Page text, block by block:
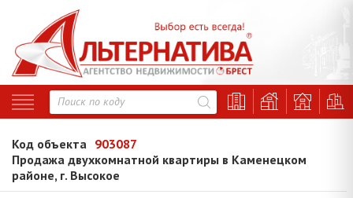
Код объекта 903087
Продажа двухкомнатной квартиры в Каменецком
районе, г. Высокое